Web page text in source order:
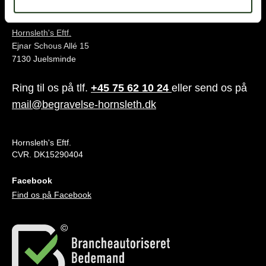
Hornsleth's Eftf.
Ejnar Schous Allé 15
7130 Juelsminde
Ring til os på tlf. +45 75 62 10 24 eller send os på
mail@begravelse-hornsleth.dk
Hornsleth's Eftf.
CVR. DK15290404
Facebook
Find os på Facebook